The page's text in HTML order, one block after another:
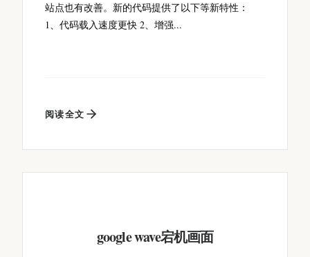
站点也有改善。新的代码提供了以下等新特性：
1、代码载入速度更快 2、增强...
阅读全文
google wave宕机画面